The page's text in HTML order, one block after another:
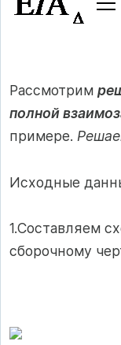
Рассмотрим
полной
примере.
Исходные
1.Составляем
сборочному